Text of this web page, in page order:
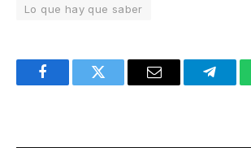
Lo que hay que saber
FacebookTwitter Email